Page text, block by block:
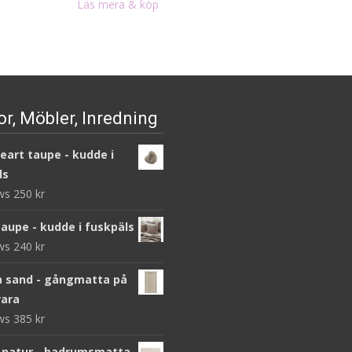
Läs mera & köp
Möbler, Inredning
taupe - kudde i
250 kr
- kudde i fuskpäls
240 kr
sand - gångmatta på
385 kr